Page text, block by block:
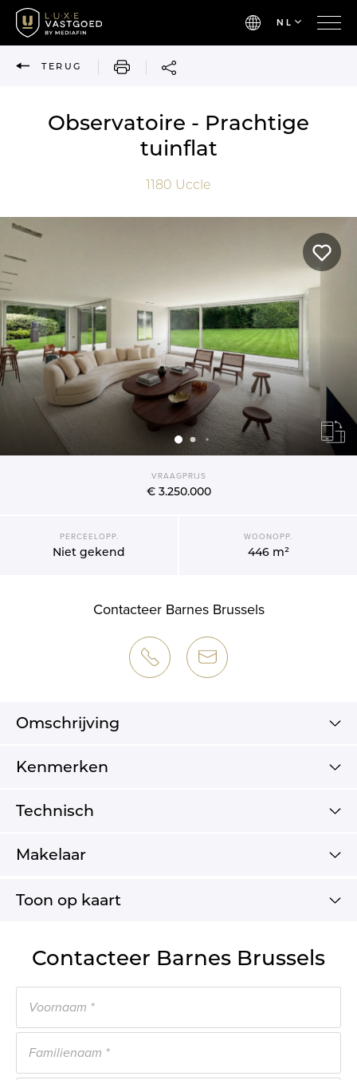
NL
TERUG AFDRUKKEN
Observatoire - Prachtige
tuinflat
1180 Uccle
VRAAGPRIJS
€ 3.250.000
PERCEELOPP.
Niet gekend
WOONOPP.
446 m²
Contacteer Barnes Brussels
Omschrijving
Kenmerken
Technisch
Makelaar
Toon op kaart
Contacteer Barnes Brussels